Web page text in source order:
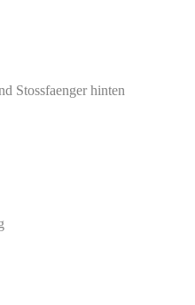
Stossfaenger hinten